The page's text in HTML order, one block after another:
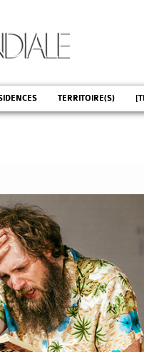
TERRITOIRE(S)